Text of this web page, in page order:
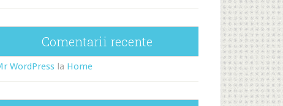
Comentarii recente
WordPress la Home